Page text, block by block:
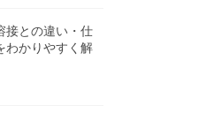
接との違い・仕
わかりやすく解